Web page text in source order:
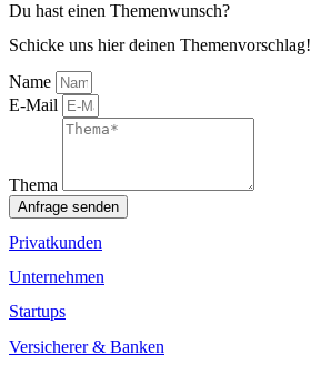
Du hast einen Themenwunsch?
Schicke uns hier deinen Themenvorschlag!
Name
E-Mail
Thema
Anfrage senden
Privatkunden
Unternehmen
Startups
Versicherer & Banken